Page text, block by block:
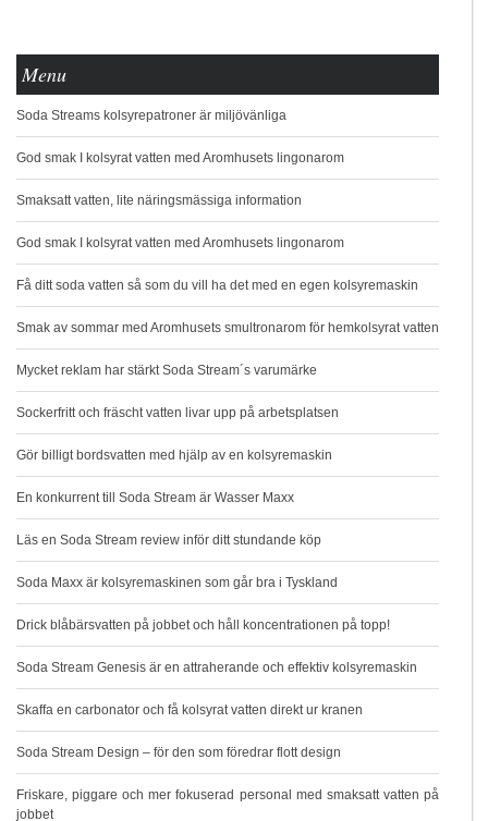
Menu
Soda Streams kolsyrepatroner är miljövänliga
God smak I kolsyrat vatten med Aromhusets lingonarom
Smaksatt vatten, lite näringsmässiga information
God smak I kolsyrat vatten med Aromhusets lingonarom
Få ditt soda vatten så som du vill ha det med en egen kolsyremaskin
Smak av sommar med Aromhusets smultronarom för hemkolsyrat vatten
Mycket reklam har stärkt Soda Stream´s varumärke
Sockerfritt och fräscht vatten livar upp på arbetsplatsen
Gör billigt bordsvatten med hjälp av en kolsyremaskin
En konkurrent till Soda Stream är Wasser Maxx
Läs en Soda Stream review inför ditt stundande köp
Soda Maxx är kolsyremaskinen som går bra i Tyskland
Drick blåbärsvatten på jobbet och håll koncentrationen på topp!
Soda Stream Genesis är en attraherande och effektiv kolsyremaskin
Skaffa en carbonator och få kolsyrat vatten direkt ur kranen
Soda Stream Design – för den som föredrar flott design
Friskare, piggare och mer fokuserad personal med smaksatt vatten på
jobbet